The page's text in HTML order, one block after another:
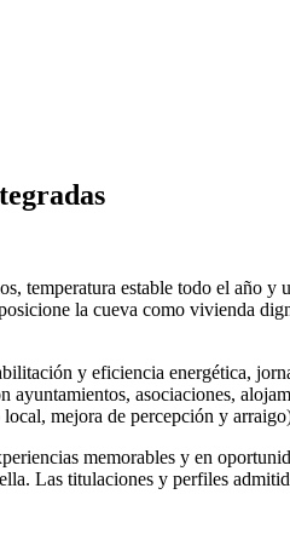
estable todo el año
la cueva como vivienda
y eficiencia energética,
asociaciones,
mejora de percepción y
memorables y en
Las titulaciones y perfiles